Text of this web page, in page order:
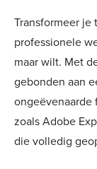
Transformeer
professionele
maar wilt. Met
gebonden aan
zoals Adobe
die volledig